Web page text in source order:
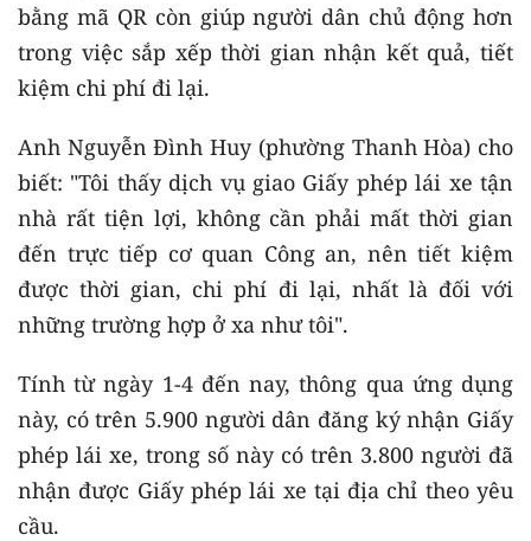
bằng mã QR còn giúp người dân chủ động hơn
trong việc sắp xếp thời gian nhận kết quả, tiết
kiệm chi phí đi lại.
Anh Nguyễn Đình Huy (phường Thanh Hòa) cho
biết: "Tôi thấy dịch vụ giao Giấy phép lái xe tận
nhà rất tiện lợi, không cần phải mất thời gian
đến trực tiếp cơ quan Công an, nên tiết kiệm
được thời gian, chi phí đi lại, nhất là đối với
những trường hợp ở xa như tôi".
Tính từ ngày 1-4 đến nay, thông qua ứng dụng
này, có trên 5.900 người dân đăng ký nhận Giấy
phép lái xe, trong số này có trên 3.800 người đã
nhận được Giấy phép lái xe tại địa chỉ theo yêu
cầu.